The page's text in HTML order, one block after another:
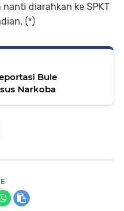
diarahkan ke SPKT
(*)
Bule
Narkoba